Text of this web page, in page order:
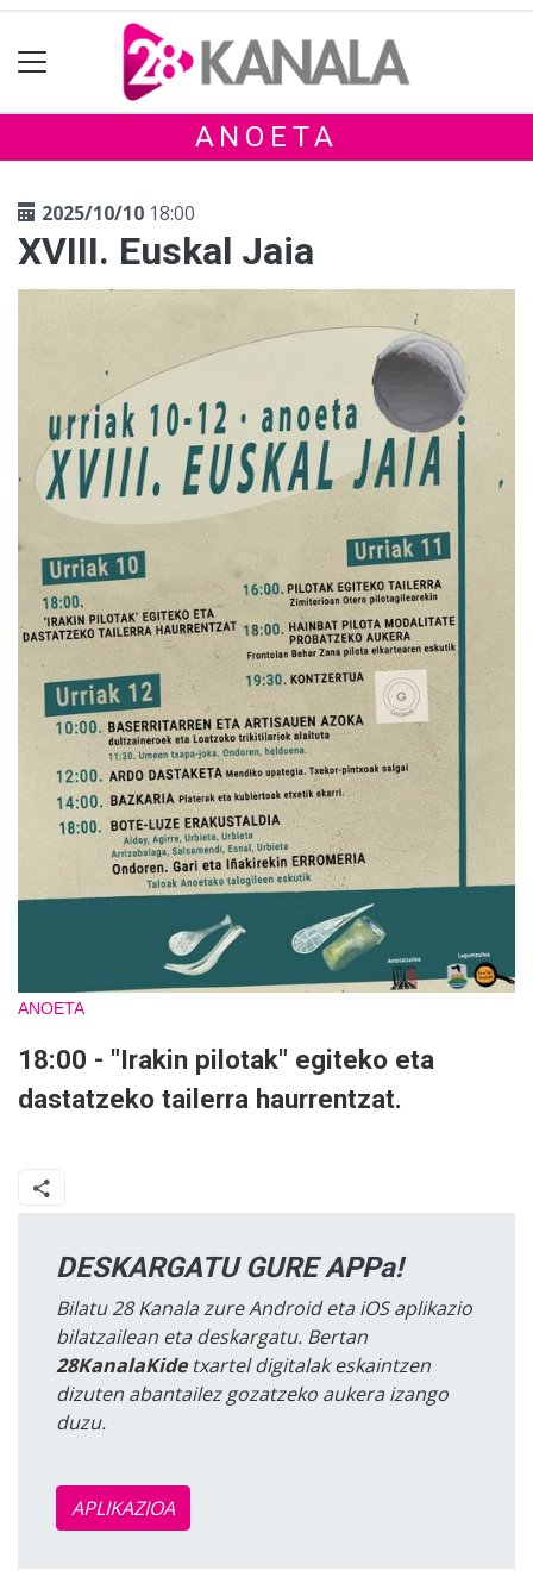
ANOETA
2025/10/10 18:00
XVIII. Euskal Jaia
ANOETA
18:00 - "Irakin pilotak" egiteko eta
dastatzeko tailerra haurrentzat.
DESKARGATU GURE APPa!
Bilatu 28 Kanala zure Android eta iOS aplikazio
bilatzailean eta deskargatu. Bertan
28KanalaKidetxartel digitalak eskaintzen
dizuten abantailez gozatzeko aukera izango
duzu.
APLIKAZIOA